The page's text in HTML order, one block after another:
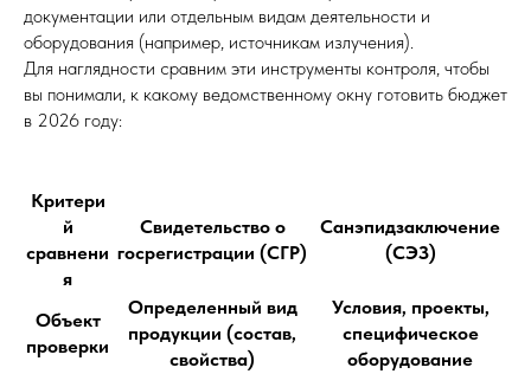
документации или отдельным видам деятельности и
оборудования (например, источникам излучения).
Для наглядности сравним эти инструменты контроля, чтобы
вы понимали, к какому ведомственному окну готовить бюджет
в 2026 году:
Критери
й
сравнени
я
Свидетельство о
госрегистрации (СГР)
Санэпидзаключение
(СЭЗ)
Объект
проверки
Определенный вид
продукции (состав,
свойства)
Условия, проекты,
специфическое
оборудование